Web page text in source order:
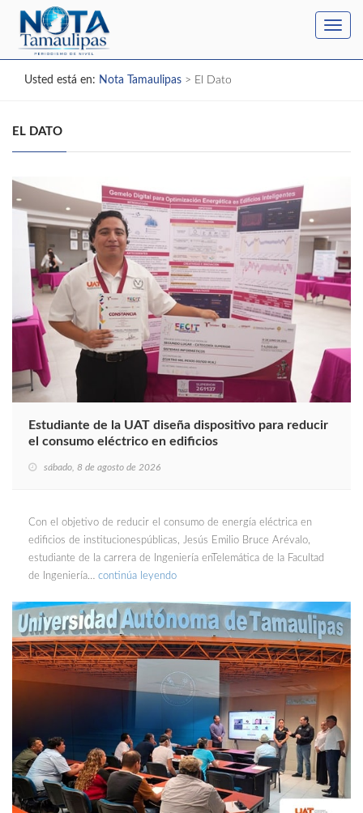
Usted está en: Nota Tamaulipas > El Dato
EL DATO
Estudiante de la UAT diseña dispositivo para reducir
el consumo eléctrico en edificios
sábado, 8 de agosto de 2026
Con el objetivo de reducir el consumo de energía eléctrica en
edificios de institucionespúblicas, Jesús Emilio Bruce Arévalo,
estudiante de la carrera de Ingeniería enTelemática de la Facultad
de Ingeniería… continúa leyendo